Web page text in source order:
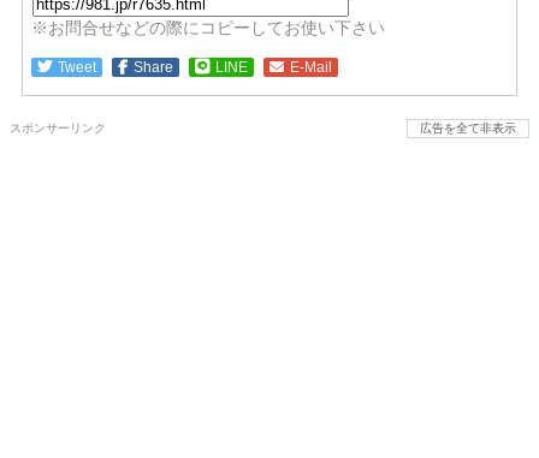
※お問合せなどの際にコピーしてお使い下さい
Tweet Share LINE E-Mail
スポンサーリンク 広告を全て非表示